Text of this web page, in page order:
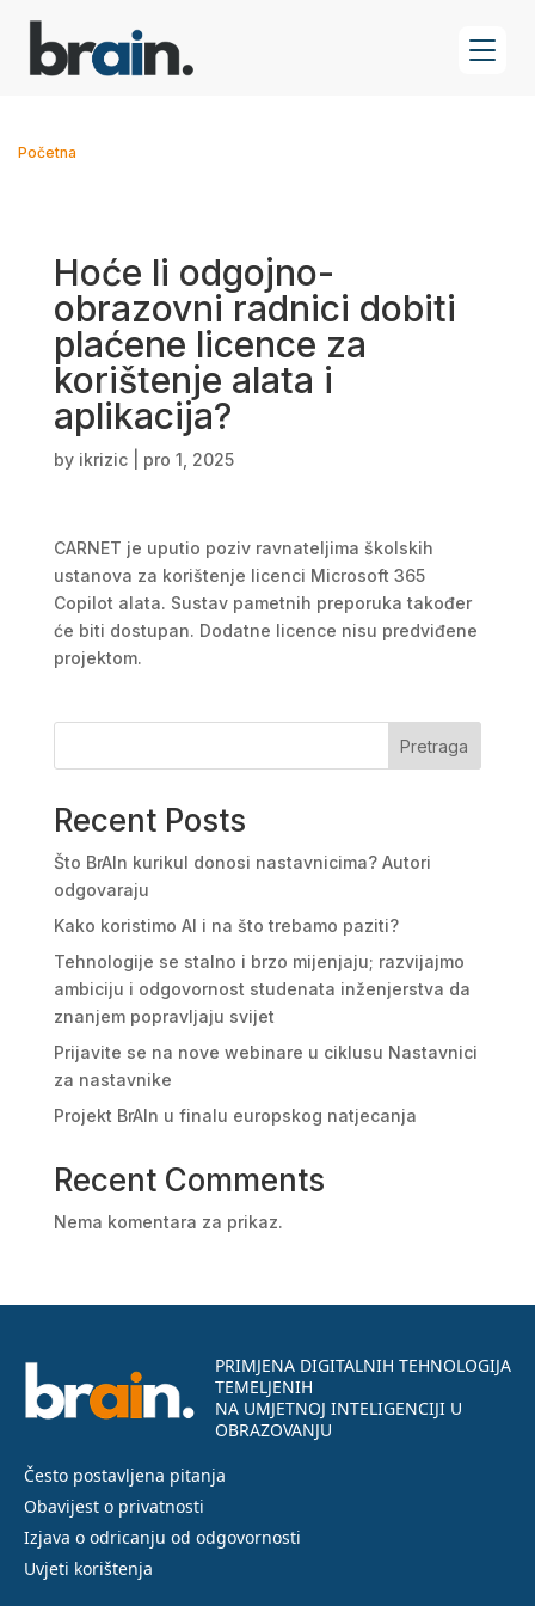
Početna
Hoće li odgojno-
obrazovni radnici dobiti
plaćene licence za
korištenje alata i
aplikacija?
by ikrizic| pro 1, 2025
CARNET je uputio poziv ravnateljima školskih
ustanova za korištenje licenci Microsoft 365
Copilot alata. Sustav pametnih preporuka također
će biti dostupan. Dodatne licence nisu predviđene
projektom.
Pretraga
Recent Posts
Što BrAIn kurikul donosi nastavnicima? Autori
odgovaraju
Kako koristimo AI i na što trebamo paziti?
Tehnologije se stalno i brzo mijenjaju; razvijajmo
ambiciju i odgovornost studenata inženjerstva da
znanjem popravljaju svijet
Prijavite se na nove webinare u ciklusu Nastavnici
za nastavnike
Projekt BrAIn u finalu europskog natjecanja
Recent Comments
Nema komentara za prikaz.
PRIMJENA DIGITALNIH TEHNOLOGIJA
TEMELJENIH
NA UMJETNOJ INTELIGENCIJI U
OBRAZOVANJU
Često postavljena pitanja
Obavijest o privatnosti
Izjava o odricanju od odgovornosti
Uvjeti korištenja